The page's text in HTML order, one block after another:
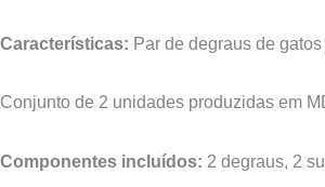
Características: Par de degraus de
Conjunto de 2 unidades produzidas em
Componentes incluídos: 2 degraus, 2